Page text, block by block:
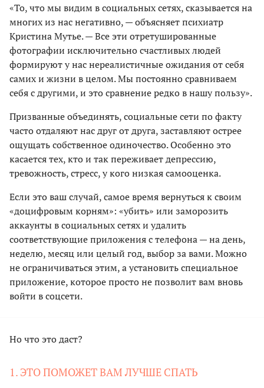
«То, что мы видим в социальных сетях, сказывается на
многих из нас негативно, — объясняет психиатр
Кристина Мутье. — Все эти отретушированные
фотографии исключительно счастливых людей
формируют у нас нереалистичные ожидания от себя
самих и жизни в целом. Мы постоянно сравниваем
себя с другими, и это сравнение редко в нашу пользу».
Призванные объединять, социальные сети по факту
часто отдаляют нас друг от друга, заставляют острее
ощущать собственное одиночество. Особенно это
касается тех, кто и так переживает депрессию,
тревожность, стресс, у кого низкая самооценка.
Если это ваш случай, самое время вернуться к своим
«доцифровым корням»: «убить» или заморозить
аккаунты в социальных сетях и удалить
соответствующие приложения с телефона — на день,
неделю, месяц или целый год, выбор за вами. Можно
не ограничиваться этим, а установить специальное
приложение, которое просто не позволит вам вновь
войти в соцсети.
Но что это даст?
1. ЭТО ПОМОЖЕТ ВАМ ЛУЧШЕ СПАТЬ